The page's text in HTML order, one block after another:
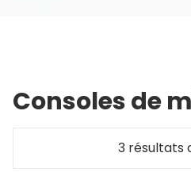
Consoles de
3 résultats